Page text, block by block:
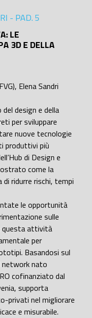
- PAD. 5
LE
3D E DELLA
Elena Sandri
design e della
per sviluppare
nuove tecnologie
produttivi più
di Design e
come la
ridurre rischi, tempi
le opportunità
sulle
questa attività
per
Basandosi sul
network nato
cofinanziato dal
supporta
privati nel migliorare
e misurabile.